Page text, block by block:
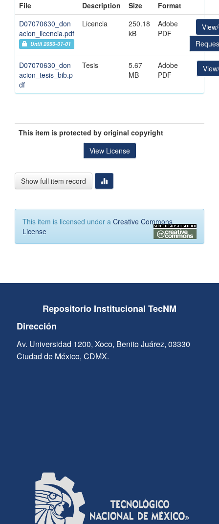
File
Description Size
Format
D07070630_don
acion_licencia.pdf
Until 2050-01-01
Licencia
250.18
kB
Adobe
PDF
D07070630_don
acion_tesis_bib.p
df
Tesis
5.67
MB
Adobe
PDF
This item is protected by original copyright
View License
Show full item record
This item is licensed under a Creative Commons
License
Repositorio Institucional TecNM
Dirección
Av. Universidad 1200, Xoco, Benito Juárez, 03330
Ciudad de México, CDMX.